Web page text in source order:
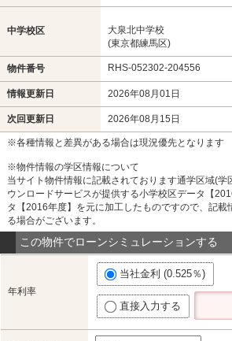
中学校区
大泉北中学校
(東京都練馬区)
物件番号 RHS-052302-204556
情報更新日 2026年08月01日
次回更新日 2026年08月15日
※各種情報と差異がある場合は現況優先となります
※物件情報の学区情報について
当サイト物件情報に記載されております通学区域(学
ウンロードサービスが提供する小学校区データ【
タ【2016年度】を元に加工したものですので、記載
る場合がございます。
この物件でローンシミュレーションする
年利率
当社金利 (0.525％)
直接入力する